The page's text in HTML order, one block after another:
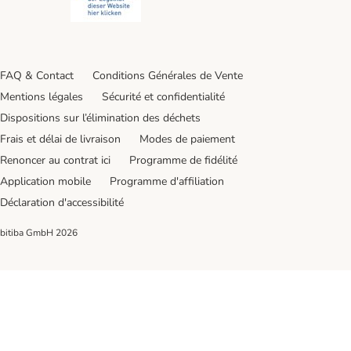
FAQ & Contact
Conditions Générales de Vente
Mentions légales
Sécurité et confidentialité
Dispositions sur l’élimination des déchets
Frais et délai de livraison
Modes de paiement
Renoncer au contrat ici
Programme de fidélité
Application mobile
Programme d'affiliation
Déclaration d'accessibilité
bitiba GmbH 2026